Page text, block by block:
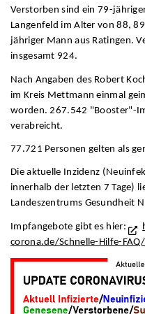
Verstorben sind ein 79-
Langenfeld im Alter von 88,
jähriger Mann aus Ratingen.
insgesamt 924.
Nach Angaben des Robert
im Kreis Mettmann einmal
worden. 267.542 "Booster"-
verabreicht.
77.721 Personen gelten als
Die aktuelle Inzidenz
innerhalb der letzten 7 Tage)
Landeszentrums Gesundheit
Impfangebote gibt es hier:
corona.de/Schnelle-Hilfe-